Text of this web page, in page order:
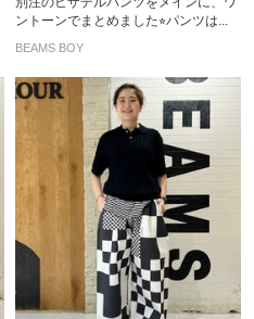
ントーンでまとめました⭐︎パンツは...
BEAMS BOY